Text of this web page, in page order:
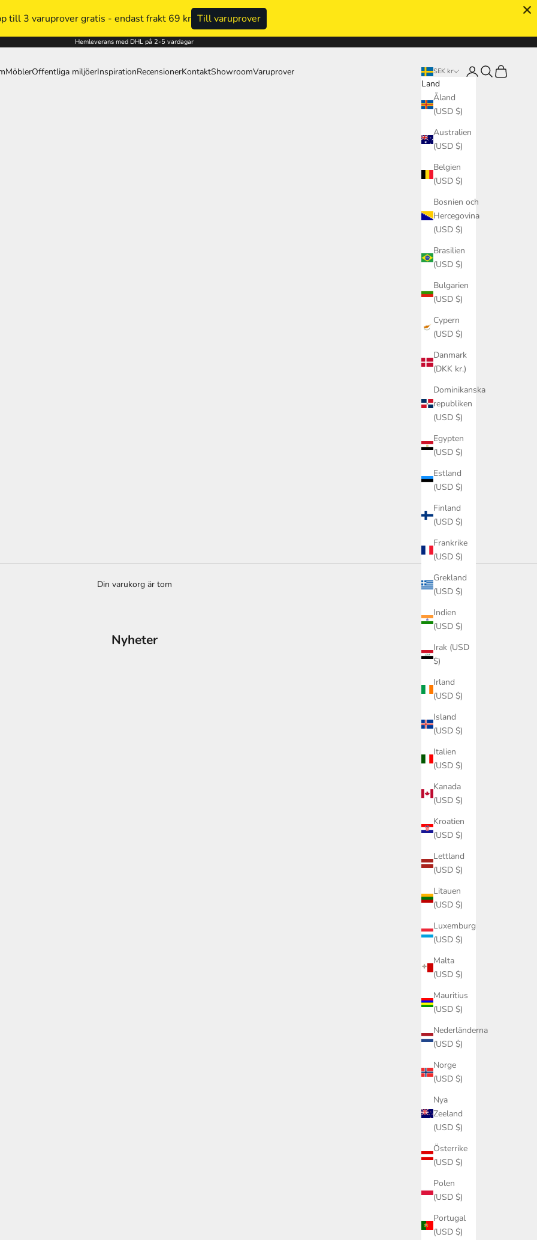
ALLA AKUSTIKPANELER - FÖRST TILL KVARN Till produkterna
Hemleverans med DHL på 2-5 vardagar
MöblerOffentliga miljöerInspirationRecensionerKontaktShowroomVaruprover SEK kr
Land
Åland
(USD $)
Australien
(USD $)
Belgien
(USD $)
Bosnien och
Hercegovina
(USD $)
Brasilien
(USD $)
Bulgarien
(USD $)
Cypern
(USD $)
Danmark
(DKK kr.)
Dominikanska
republiken
(USD $)
Egypten
(USD $)
Estland
(USD $)
Finland
(USD $)
Frankrike
(USD $)
Grekland
(USD $)
Indien
(USD $)
Irak (USD
$)
Irland
(USD $)
Island
(USD $)
Italien
(USD $)
Kanada
(USD $)
Kroatien
(USD $)
Lettland
(USD $)
Litauen
(USD $)
Luxemburg
(USD $)
Malta
(USD $)
Mauritius
(USD $)
Nederländerna
(USD $)
Norge
(USD $)
Nya
Zeeland
(USD $)
Österrike
(USD $)
Polen
(USD $)
Portugal
(USD $)
Logga in
Sök Kundvagn
Din varukorg är tom
Nyheter
du för kvalitet och hållbarhet
Ek vs valnöt i badrum: Vilket träslag passar din stil 2026?
Tänk om det största hindret för ditt framtida drömbadrum
inte är luftfuktigheten, utan tveksamheten inför att låta
naturen ta plats på riktigt? Många fastnar i valet mellan ek